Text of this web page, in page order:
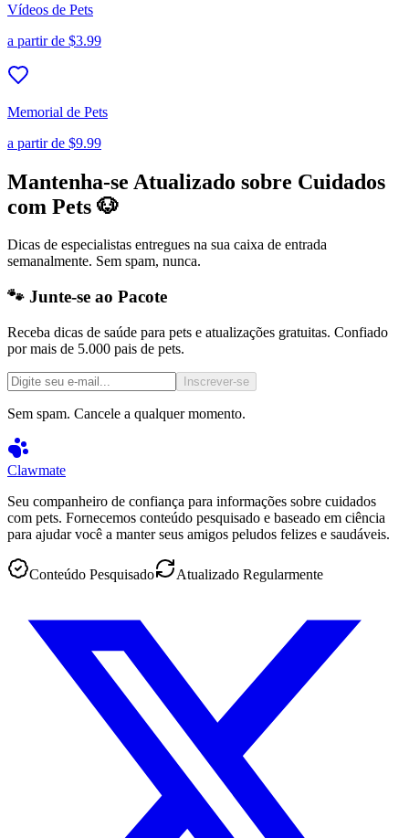
Vídeos de Pets
a partir de $3.99
Memorial de Pets
a partir de $9.99
Mantenha-se Atualizado sobre Cuidados
com Pets 🐶
Dicas de especialistas entregues na sua caixa de entrada
semanalmente. Sem spam, nunca.
🐾 Junte-se ao Pacote
Receba dicas de saúde para pets e atualizações gratuitas. Confiado
por mais de 5.000 pais de pets.
Inscrever-se
Sem spam. Cancele a qualquer momento.
Clawmate
Seu companheiro de confiança para informações sobre cuidados
com pets. Fornecemos conteúdo pesquisado e baseado em ciência
para ajudar você a manter seus amigos peludos felizes e saudáveis.
Conteúdo Pesquisado Atualizado Regularmente